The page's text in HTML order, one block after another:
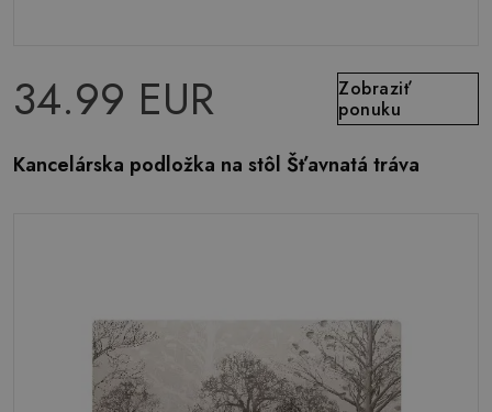
34.99 EUR
Zobraziť
ponuku
Kancelárska podložka na stôl Šťavnatá tráva